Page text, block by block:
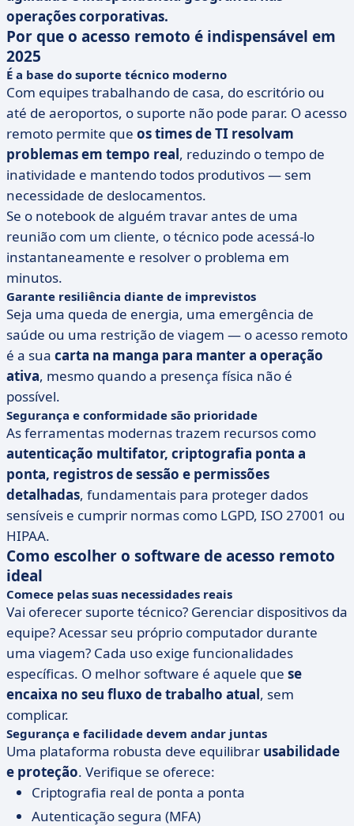
operações corporativas.
Por que o acesso remoto é indispensável em
2025
É a base do suporte técnico moderno
Com equipes trabalhando de casa, do escritório ou
até de aeroportos, o suporte não pode parar. O acesso
remoto permite que os times de TI resolvam
problemas em tempo real, reduzindo o tempo de
inatividade e mantendo todos produtivos — sem
necessidade de deslocamentos.
Se o notebook de alguém travar antes de uma
reunião com um cliente, o técnico pode acessá-lo
instantaneamente e resolver o problema em
minutos.
Garante resiliência diante de imprevistos
Seja uma queda de energia, uma emergência de
saúde ou uma restrição de viagem — o acesso remoto
é a sua carta na manga para manter a operação
ativa, mesmo quando a presença física não é
possível.
Segurança e conformidade são prioridade
As ferramentas modernas trazem recursos como
autenticação multifator, criptografia ponta a
ponta, registros de sessão e permissões
detalhadas, fundamentais para proteger dados
sensíveis e cumprir normas como LGPD, ISO 27001 ou
HIPAA.
Como escolher o software de acesso remoto
ideal
Comece pelas suas necessidades reais
Vai oferecer suporte técnico? Gerenciar dispositivos da
equipe? Acessar seu próprio computador durante
uma viagem? Cada uso exige funcionalidades
específicas. O melhor software é aquele que se
encaixa no seu fluxo de trabalho atual, sem
complicar.
Segurança e facilidade devem andar juntas
Uma plataforma robusta deve equilibrar usabilidade
e proteção. Verifique se oferece:
Criptografia real de ponta a ponta
Autenticação segura (MFA)